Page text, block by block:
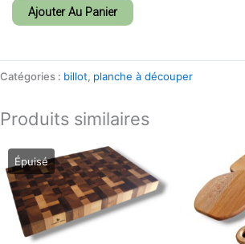
Ajouter Au Panier
Catégories : billot, planche à découper
Produits similaires